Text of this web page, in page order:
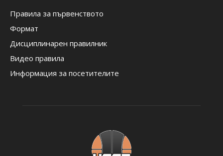
Правила за първенството
Формат
Дисциплинарен правилник
Видео правила
Информация за посетителите